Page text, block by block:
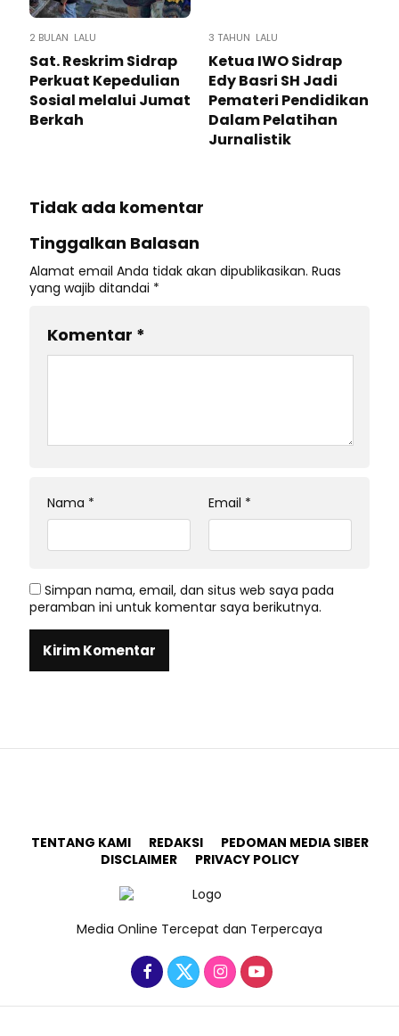
2 BULAN LALU
Sat. Reskrim Sidrap
Perkuat Kepedulian
Sosial melalui Jumat
Berkah
3 TAHUN LALU
Ketua IWO Sidrap
Edy Basri SH Jadi
Pemateri Pendidikan
Dalam Pelatihan
Jurnalistik
Tidak ada komentar
Tinggalkan Balasan
Alamat email Anda tidak akan dipublikasikan. Ruas
yang wajib ditandai *
Komentar *
Nama * Email *
Simpan nama, email, dan situs web saya pada
peramban ini untuk komentar saya berikutnya.
TENTANG KAMI REDAKSI
PEDOMAN MEDIA SIBER
DISCLAIMER
PRIVACY POLICY
Media Online Tercepat dan Terpercaya